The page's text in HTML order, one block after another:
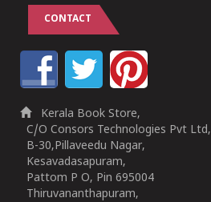
CONTACT
Kerala Book Store,
C/O Consors Technologies Pvt Ltd,
B-30,Pillaveedu Nagar,
Kesavadasapuram,
Pattom P O, Pin 695004
Thiruvananthapuram,